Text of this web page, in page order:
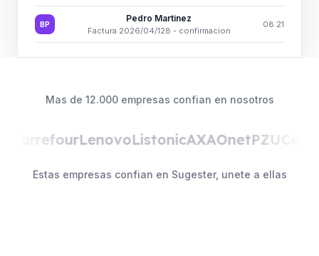
BP
Pedro Martinez
Factura 2026/04/128 - confirmacion
08:21
Mas de 12.000 empresas confian en nosotros
CarrefourLenovoListonicAXAOnetPZUCeneo
Estas empresas confian en Sugester, unete a ellas